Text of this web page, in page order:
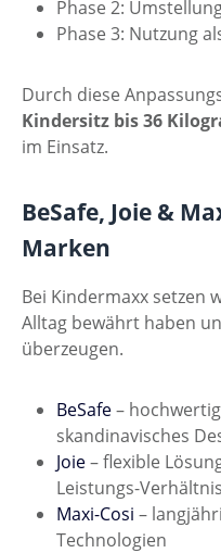
Phase 2:
Phase 3: Nutzung
Durch diese
Kindersitz bis 36
im Einsatz.
BeSafe, Joie &
Marken
Bei Kindermaxx setzen
Alltag bewährt haben
überzeugen.
BeSafe–
skandinavisches
Joie– flexible
Leistungs-Verhältnis
Maxi-Cosi –
Technologien